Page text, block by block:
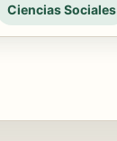
Ciencias Sociales